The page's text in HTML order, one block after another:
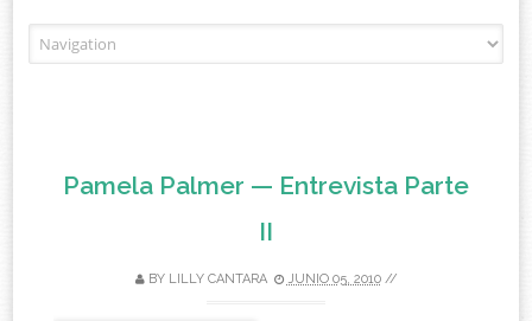
Pamela Palmer — Entrevista Parte
II
BY LILLY CANTARA JUNIO 05, 2010//